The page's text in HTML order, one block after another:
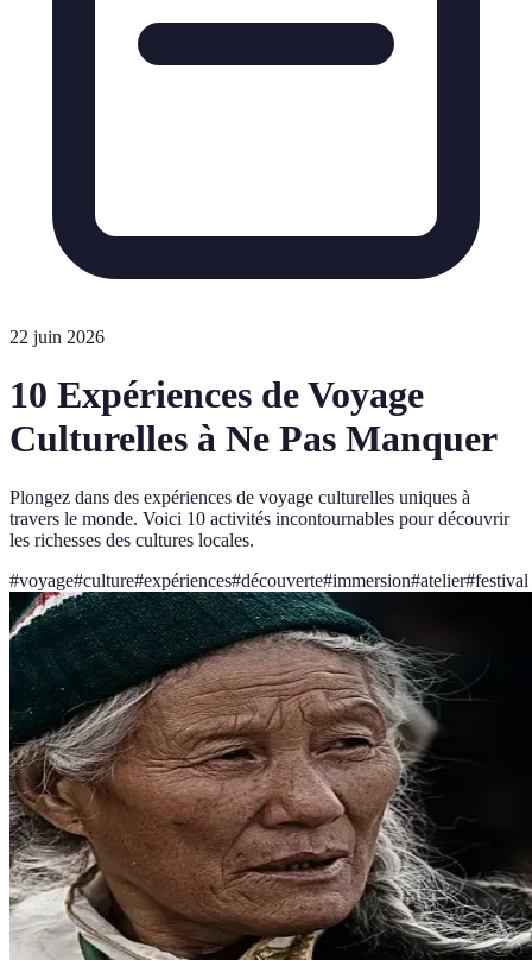
22 juin 2026
10 Expériences de Voyage
Culturelles à Ne Pas Manquer
Plongez dans des expériences de voyage culturelles uniques à
travers le monde. Voici 10 activités incontournables pour découvrir
les richesses des cultures locales.
#voyage#culture#expériences#découverte#immersion#atelier#festival